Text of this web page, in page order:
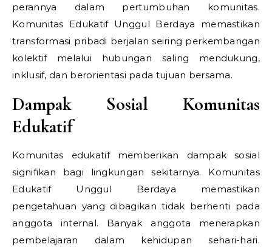
perannya dalam pertumbuhan komunitas.
Komunitas Edukatif Unggul Berdaya memastikan
transformasi pribadi berjalan seiring perkembangan
kolektif melalui hubungan saling mendukung,
inklusif, dan berorientasi pada tujuan bersama.
Dampak Sosial Komunitas
Edukatif
Komunitas edukatif memberikan dampak sosial
signifikan bagi lingkungan sekitarnya. Komunitas
Edukatif Unggul Berdaya memastikan
pengetahuan yang dibagikan tidak berhenti pada
anggota internal. Banyak anggota menerapkan
pembelajaran dalam kehidupan sehari-hari.